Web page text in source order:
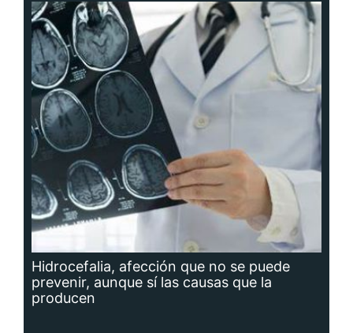
Hidrocefalia, afección que no se puede
prevenir, aunque sí las causas que la
producen